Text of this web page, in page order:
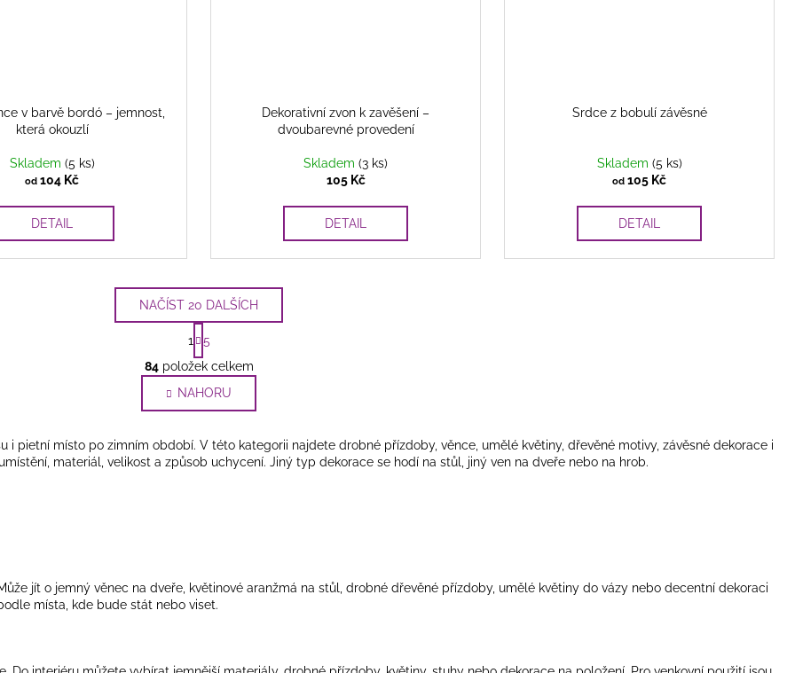
v barvě bordó – jemnost,
která okouzlí
Skladem (5 ks)
od 104 Kč
DETAIL
Dekorativní zvon k zavěšení –
dvoubarevné provedení
Skladem (3 ks)
105 Kč
DETAIL
Srdce z bobulí závěsné
Skladem (5 ks)
od 105 Kč
DETAIL
O
v
l
á
d
a
c
y
v
NAČÍST 20 DALŠÍCH
S
t
r
á
n
k
v
á
1
5
84položek celkem
NAHORU
i pietní místo po zimním období. V této kategorii najdete drobné přízdoby, věnce, umělé květiny, dřevěné motivy, závěsné dekorace i
materiál, velikost a způsob uchycení. Jiný typ dekorace se hodí na stůl, jiný ven na dveře nebo na hrob.
jít o jemný věnec na dveře, květinové aranžmá na stůl, drobné dřevěné přízdoby, umělé květiny do vázy nebo decentní dekoraci
místa, kde bude stát nebo viset.